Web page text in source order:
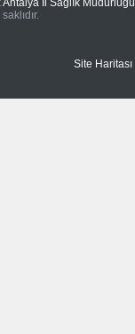
Antalya İl Sağlık Müdürlüğü
Site Haritası